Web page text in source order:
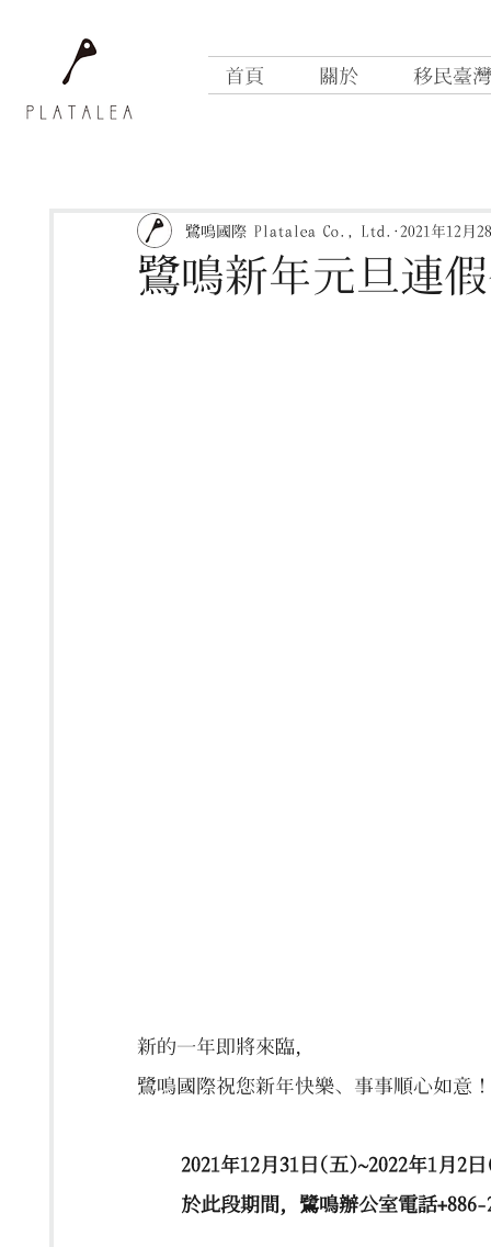
首頁 關於 移民臺灣
鷺鳴新年元旦連
鷺鳴國際 Platalea Co., Ltd. 2021年12月
新的一年即將來臨，
鷺鳴國際祝您新年快樂、事事順心如意！
2021年12月31日(五)~2022年1月2
於此段期間，鷺鳴辦公室電話